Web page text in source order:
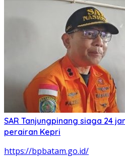
SAR Tanjungpinang siaga 24
perairan Kepri
https://bpbatam.go.id/